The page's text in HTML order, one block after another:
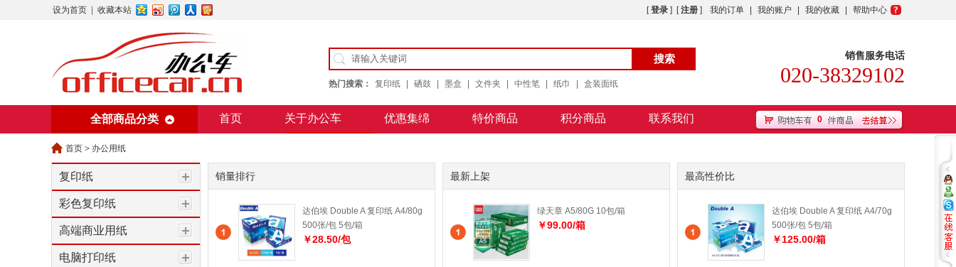
设为首页 收藏本站 [登录 ] [注册 ] 我的订单 我的账户 我的收藏 帮助中心
热门搜索： 复印纸 硒鼓 墨盒 文件夹 中性笔 纸巾 盒装面纸
销售服务电话
020-38329102
全部商品分类 首页 关于办公车 优惠集绵 特价商品 积分商品 联系我们 0
首页 > 办公用纸
复印纸
彩色复印纸
高端商业用纸
电脑打印纸
销量排行
达伯埃 Double A 复印纸 A4/80g
500张/包 5包/箱
￥28.50/包
最新上架
绿天章 A5/80G 10包/箱
￥99.00/箱
最高性价比
达伯埃 Double A 复印纸 A4/70g
500张/包 5包/箱
￥125.00/箱